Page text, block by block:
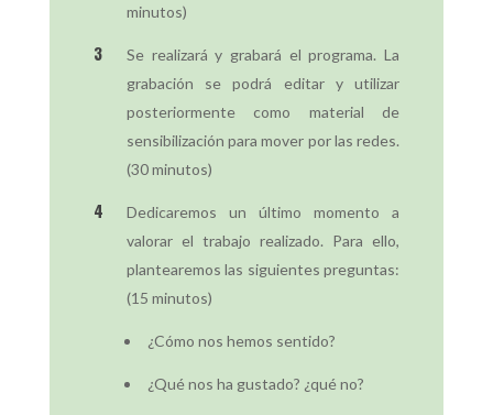
minutos)
Se realizará y grabará el programa. La
grabación se podrá editar y utilizar
posteriormente como material de
sensibilización para mover por las redes.
(30 minutos)
Dedicaremos un último momento a
valorar el trabajo realizado. Para ello,
plantearemos las siguientes preguntas:
(15 minutos)
¿Cómo nos hemos sentido?
¿Qué nos ha gustado? ¿qué no?